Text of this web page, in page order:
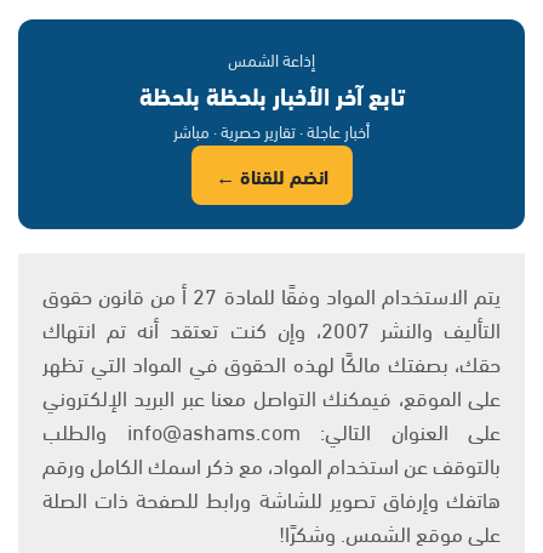
إذاعة الشمس
تابع آخر الأخبار بلحظة بلحظة
أخبار عاجلة · تقارير حصرية · مباشر
انضم للقناة ←
يتم الاستخدام المواد وفقًا للمادة 27 أ من قانون حقوق
التأليف والنشر 2007، وإن كنت تعتقد أنه تم انتهاك
حقك، بصفتك مالكًا لهذه الحقوق في المواد التي تظهر
على الموقع، فيمكنك التواصل معنا عبر البريد الإلكتروني
على العنوان التالي: info@ashams.com والطلب
بالتوقف عن استخدام المواد، مع ذكر اسمك الكامل ورقم
هاتفك وإرفاق تصوير للشاشة ورابط للصفحة ذات الصلة
على موقع الشمس. وشكرًا!